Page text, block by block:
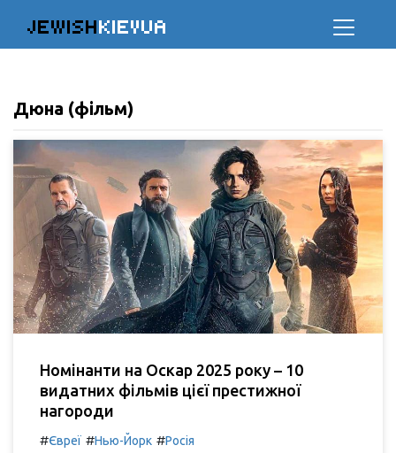
JEWISHKIEVUA
Дюна (фільм)
Номінанти на Оскар 2025 року – 10
видатних фільмів цієї престижної
нагороди
#Євреї #Нью-Йорк #Росія